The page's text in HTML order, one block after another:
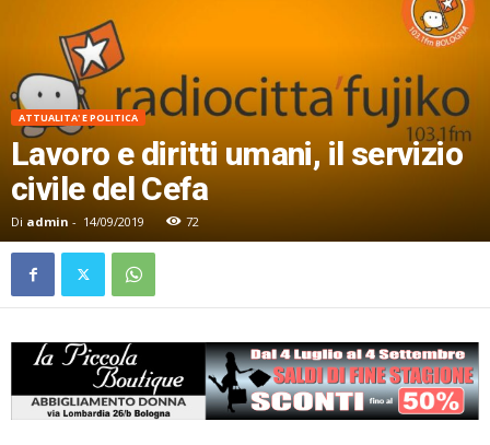
ATTUALITA' E POLITICA
Lavoro e diritti umani, il servizio
civile del Cefa
Di admin - 14/09/2019 72